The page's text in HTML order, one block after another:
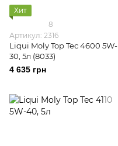
Хит
8
Артикул: 2316
Liqui Moly Top Tec 4600 5W-
30, 5л (8033)
4 635 грн